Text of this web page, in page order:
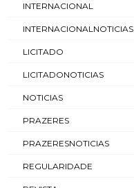
INTERNACIONAL
INTERNACIONALNOTICIAS
LICITADO
LICITADONOTICIAS
NOTICIAS
PRAZERES
PRAZERESNOTICIAS
REGULARIDADE